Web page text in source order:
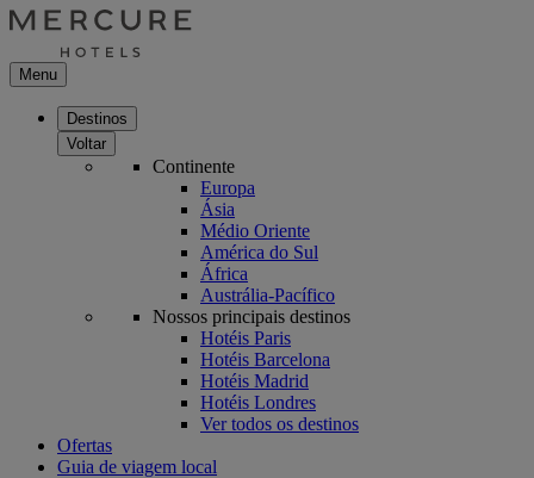
Menu
Destinos
Voltar
Continente
Europa
Ásia
Médio Oriente
América do Sul
África
Austrália-Pacífico
Nossos principais destinos
Hotéis Paris
Hotéis Barcelona
Hotéis Madrid
Hotéis Londres
Ver todos os destinos
Ofertas
Guia de viagem local